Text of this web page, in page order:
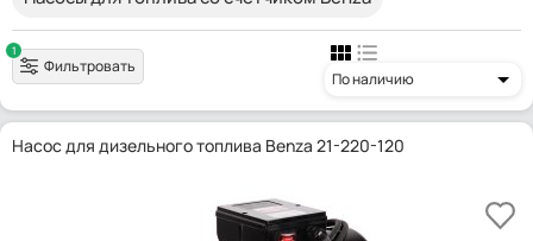
1
Фильтровать
По наличию
Насос для дизельного топлива Benza 21-220-120